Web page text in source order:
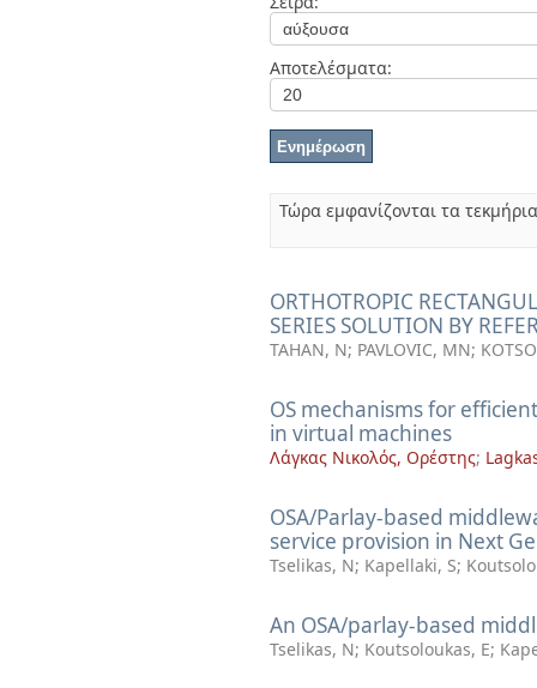
Αποτελέσματα:
Τώρα εμφανίζονται τα
ORTHOTROPIC
SERIES SOLUTION BY
TAHAN, N; PAVLOVIC, MN;
OS mechanisms for
in virtual machines
Λάγκας Νικολός, Ορέστης;
OSA/Parlay-based
service provision in Next
Tselikas, N; Kapellaki, S;
An OSA/parlay-based
Tselikas, N; Koutsoloukas, E;